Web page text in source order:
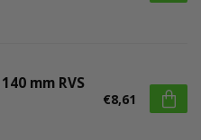
mm RVS
€8,61